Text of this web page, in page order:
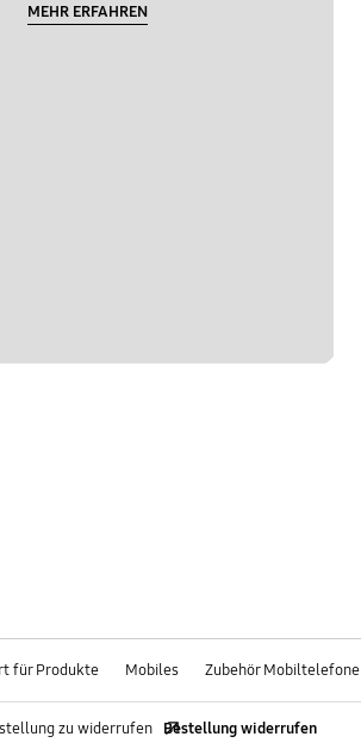
MEHR ERFAHREN
für Produkte Mobiles Zubehör Mobiltelefone
zu widerrufen Bestellung widerrufen